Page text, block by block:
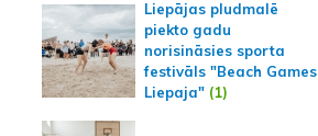
Liepājas pludmalē
piekto gadu
norisināsies sporta
festivāls "Beach Games
Liepaja"(1)